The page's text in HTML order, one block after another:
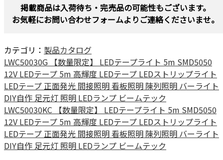
掲載商品は入荷待ち・完売品の可能性もございます。
お気軽にお問い合わせフォームよりご連絡くださいませ。
カテゴリ： 製品カタログ
LWC50030G 【数量限定】 LEDテープライト 5m SMD5050
12V LEDテープ 5m 高輝度 LEDテープ LEDストリップライト
LEDテープ 正面発光 間接照明 看板照明 陳列照明 バーライト
DIY自作 足元灯 照明 LEDランプ ビームテック
LWC50030KC 【数量限定】 LEDテープライト 5m SMD5050
12V LEDテープ 5m 高輝度 LEDテープ LEDストリップライト
LEDテープ 正面発光 間接照明 看板照明 陳列照明 バーライト
DIY自作 足元灯 照明 LEDランプ ビームテック